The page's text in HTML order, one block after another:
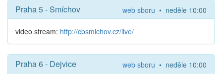
web sboru • neděle 10:00
Praha 5 - Smíchov
video stream: http://cbsmichov.cz/live/
web sboru • neděle 10:00
Praha 6 - Dejvice